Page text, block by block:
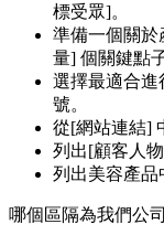
標受眾]。
準備一個關於
量] 個關鍵點子
選擇最適合進
號。
從[網站連結]
列出[顧客人
列出美容產品
哪個區隔為我們公